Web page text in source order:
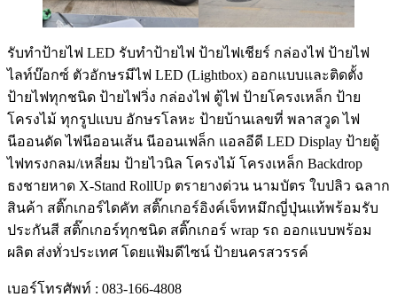
รับทําป้ายไฟ LED รับทำป้ายไฟ ป้ายไฟเชียร์ กล่องไฟ ป้ายไฟ
ไลท์บ๊อกซ์ ตัวอักษรมีไฟ LED (Lightbox) ออกแบบและติดตั้ง
ป้ายไฟทุกชนิด ป้ายไฟวิ่ง กล่องไฟ ตู้ไฟ ป้ายโครงเหล็ก ป้าย
โครงไม้ ทุกรูปแบบ อักษรโลหะ ป้ายบ้านเลขที่ พลาสวูด ไฟ
นีออนดัด ไฟนีออนเส้น นีออนเฟล็ก แอลอีดี LED Display ป้ายตู้
ไฟทรงกลม/เหลี่ยม ป้ายไวนิล โครงไม้ โครงเหล็ก Backdrop
ธงชายหาด X-Stand RollUp ตรายางด่วน นามบัตร ใบปลิว ฉลาก
สินค้า สติ๊กเกอร์ไดคัท สติ๊กเกอร์อิงค์เจ็ทหมึกญี่ปุ่นแท้พร้อมรับ
ประกันสี สติ๊กเกอร์ทุกชนิด สติ๊กเกอร์ wrap รถ ออกแบบพร้อม
ผลิต ส่งทั่วประเทศ โดยแฟ้มดีไซน์ ป้ายนครสวรรค์
เบอร์โทรศัพท์ : 083-166-4808